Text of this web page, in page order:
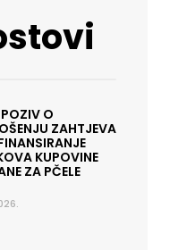
O
ZAHTJEVA
KUPOVINE
ZA PČELE